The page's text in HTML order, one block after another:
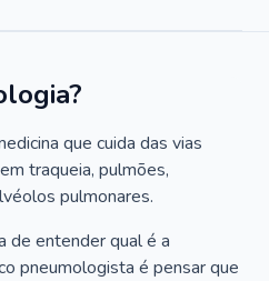
que cuida das vias
traqueia, pulmões,
pulmonares.
de entender qual é a
pneumologista é pensar que